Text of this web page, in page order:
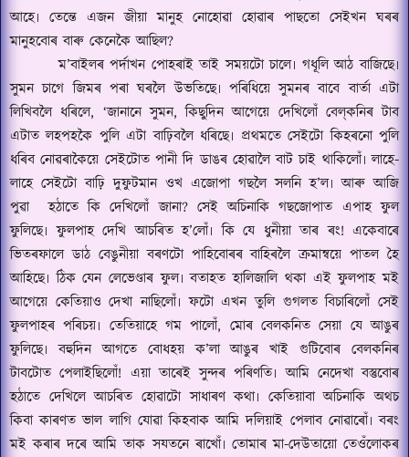
আহে৷ তেন্তে এজন জীয়া মানুহ নোহোৱা হোৱাৰ পাছতো সেইখন ঘৰৰ
মানুহবোৰ বাৰু কেনেকৈ আছিল?
ম’বাইলৰ পৰ্দাখন পোহৰাই তাই সময়টো চালে৷ গধূলি আঠ বাজিছে৷
সুমন চাগে জিমৰ পৰা ঘৰলৈ উভতিছে৷ পৰিধিয়ে সুমনৰ বাবে বাৰ্তা এটা
লিখিবলৈ ধৰিলে, ‘জানানে সুমন,কিছুদিন আগেয়ে দেখিলোঁ বেল্‌কনিৰ টাব
এটাত লহপহকৈ পুলি এটা বাঢ়িবলৈ ধৰিছে৷ প্ৰথমতে সেইটো কিহৰনো পুলি
ধৰিব নোৱৰাকৈয়ে সেইটোত পানী দি ডাঙৰ হোৱালৈ বাট চাই থাকিলোঁ৷ লাহে-
লাহে সেইটো বাঢ়ি দুফুটমান ওখ এজোপা গছলৈ সলনি হ’ল৷ আৰু আজি
পুৱা
হঠাতে কি দেখিলোঁ জানা? সেই অচিনাকি গছজোপাত এপাহ ফুল
ফুলিছে৷ ফুলপাহ দেখি আচৰিত হ’লোঁ৷ কি যে ধুনীয়া তাৰ ৰং! একেবাৰে
ভিতৰফালে ডাঠ বেঙুনীয়া বৰণটো পাহিবোৰৰ বাহিৰলৈ ক্ৰমান্বয়ে পাতল হৈ
আহিছে৷ ঠিক যেন লেভেণ্ডাৰ ফুল৷ বতাহত হালিজালি থকা এই ফুলপাহ মই
আগেয়ে কেতিয়াও দেখা নাছিলোঁ৷ ফটো এখন তুলি গুগলত বিচাৰিলোঁ সেই
ফুলপাহৰ পৰিচয়৷ তেতিয়াহে গম পালোঁ, মোৰ বেলকনিত সেয়া যে আঙুৰ
ফুলিছে৷ বহুদিন আগতে বোধহয় ক’লা আঙুৰ খাই গুটিবোৰ বেলকনিৰ
টাবটোত পেলাইছিলোঁ! এয়া তাৰেই সুন্দৰ পৰিণতি৷ আমি নেদেখা বস্তুবোৰ
হঠাতে দেখিলে আচৰিত হোৱাটো সাধাৰণ কথা৷ কেতিয়াবা অচিনাকি অথচ
কিবা কাৰণত ভাল লাগি যোৱা কিহবাক আমি দলিয়াই পেলাব নোৱাৰোঁ৷ বৰং
মই কৰাৰ দৰে আমি তাক সযতনে ৰাখোঁ৷ তোমাৰ মা-দেউতায়ো তেওঁলোকৰ